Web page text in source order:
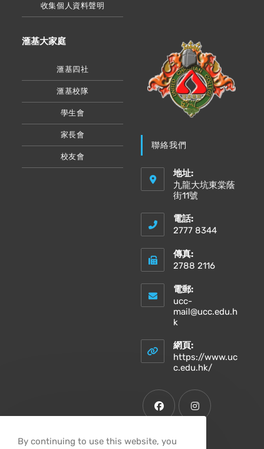
收集個人資料聲明
滙基大家庭
滙基四社
滙基校隊
學生會
家長會
校友會
聯絡我們
地址:
九龍大坑東棠蔭
街11號
電話:
2777 8344
傳真:
2788 2116
電郵:
ucc-
mail@ucc.edu.h
k
your
application
網頁:
https://www.uc
c.edu.hk/Opens
in
By continuing to use this website, you